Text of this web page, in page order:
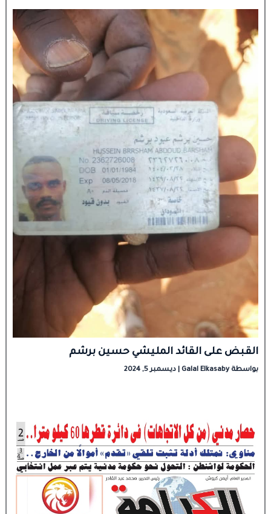
القبض على القائد المليشي حسين برشم
بواسطة Galal Elkasaby ديسمبر 5, 2024